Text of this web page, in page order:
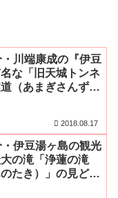
川端康成の『伊豆
な「旧天城トンネ
（あまぎさんずい
2018.08.17
伊豆湯ヶ島の観光
の滝「浄蓮の滝
のたき）」の見どこ